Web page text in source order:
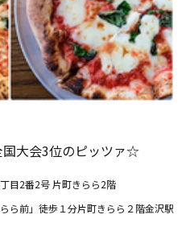
大会3位のピッツァ☆
目2番2号 片町きらら2階
ら前」徒歩１分片町きらら２階金沢駅